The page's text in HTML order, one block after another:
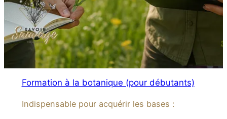
Formation à la botanique (pour débutants)
Indispensable pour acquérir les bases :